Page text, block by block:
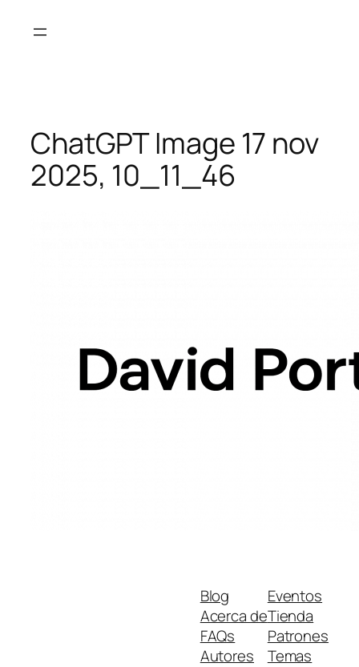
ChatGPT Image 17 nov
2025, 10_11_46
Blog
Acerca de
FAQs
Autores
Eventos
Tienda
Patrones
Temas